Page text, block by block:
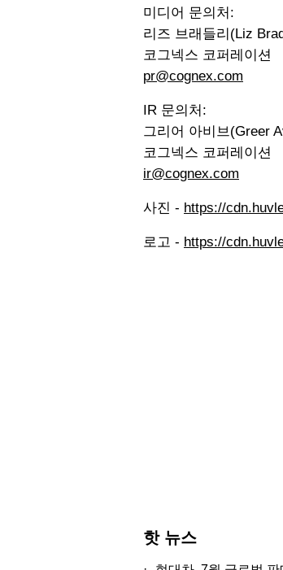
미디어 문의처:
리즈 브래들리(Liz
코그넥스 코퍼레이션
pr@cognex.com
IR 문의처:
그리어 아비브(Greer
코그넥스 코퍼레이션
ir@cognex.com
사진 - https://
로고 - https://
핫 뉴스